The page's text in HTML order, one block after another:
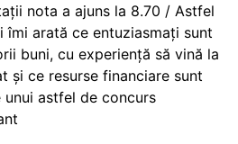
nota a ajuns la 8.70 / Astfel
îmi arată ce entuziasmați sunt
buni, cu experiență să vină la
și ce resurse financiare sunt
unui astfel de concurs